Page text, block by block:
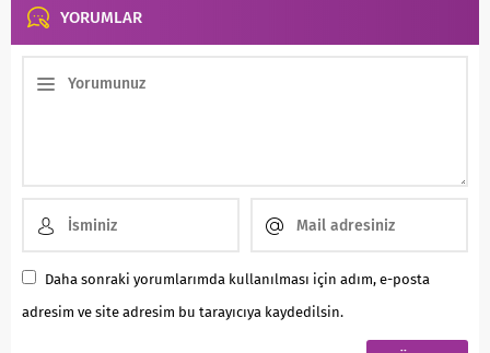
YORUMLAR
Daha sonraki yorumlarımda kullanılması için adım, e-posta
adresim ve site adresim bu tarayıcıya kaydedilsin.